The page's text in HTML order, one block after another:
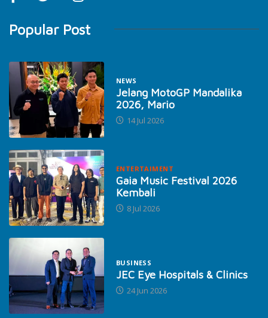
Popular Post
NEWS
Jelang MotoGP Mandalika
2026, Mario
14 Jul 2026
ENTERTAIMENT
Gaia Music Festival 2026
Kembali
8 Jul 2026
BUSINESS
JEC Eye Hospitals & Clinics
24 Jun 2026